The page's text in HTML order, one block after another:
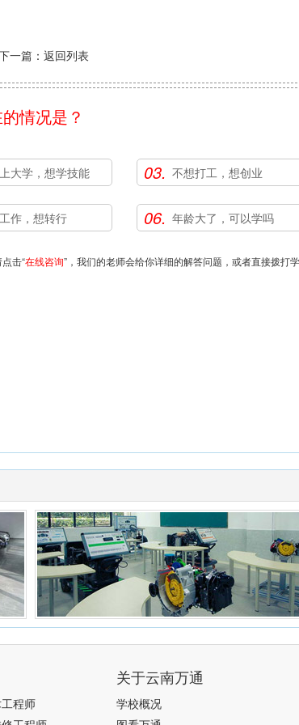
一篇： 返回列表
情况是？
大学，想学技能 03. 不想打工，想创业
作，想转行 06. 年龄大了，可以学吗
击“在线咨询”，我们的老师会给你详细的解答问题，或者直接拨打
程师
关于云南万通
学校概况